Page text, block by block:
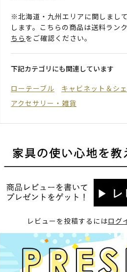
※北海道・九州エリアに関しまし
します。こちらの商品は送料ラン
ちら をご確認ください。
下記カテゴリにも関連しています
ローテーブル
キャビネット＆シ
アクセサリー・雑貨
レビューを投稿するにはログ